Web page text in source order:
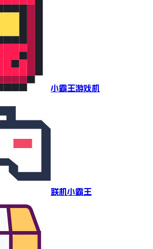
小霸王游戏机
联机小霸王